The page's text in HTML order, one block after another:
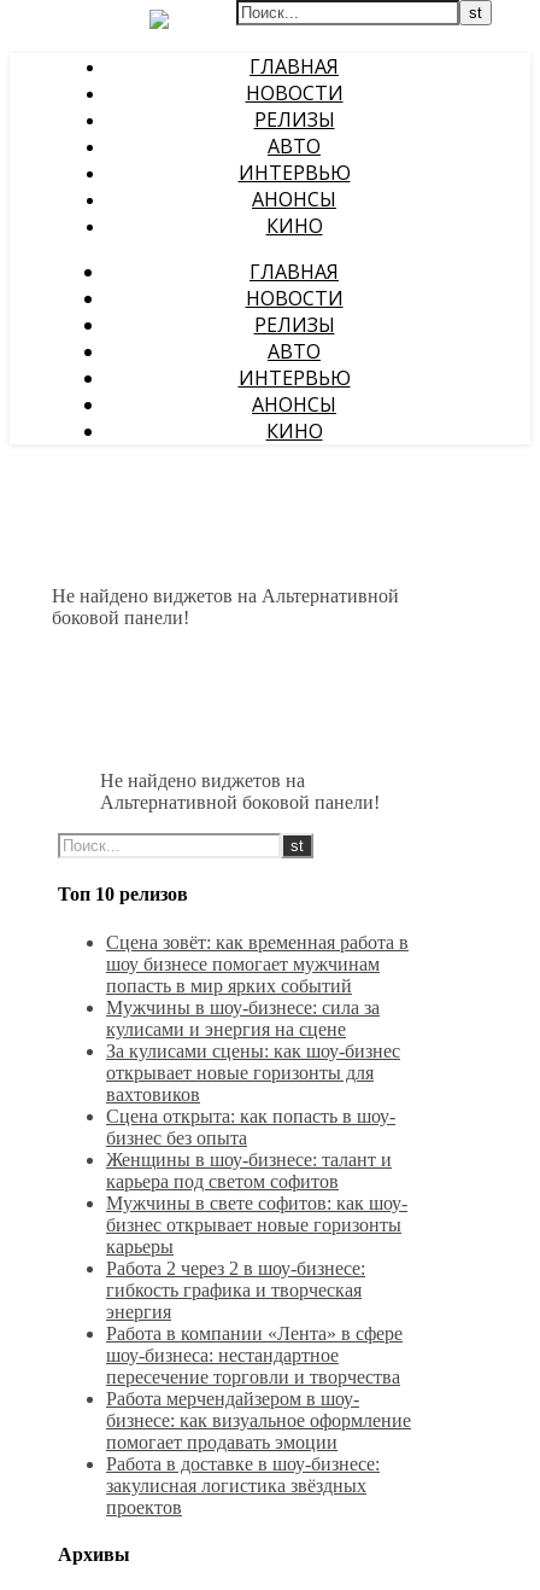
ГЛАВНАЯ
НОВОСТИ
РЕЛИЗЫ
АВТО
ИНТЕРВЬЮ
АНОНСЫ
КИНО
ГЛАВНАЯ
НОВОСТИ
РЕЛИЗЫ
АВТО
ИНТЕРВЬЮ
АНОНСЫ
КИНО
Не найдено виджетов на Альтернативной
боковой панели!
Не найдено виджетов на
Альтернативной боковой панели!
Топ 10 релизов
Сцена зовёт: как временная работа в
шоу бизнесе помогает мужчинам
попасть в мир ярких событий
Мужчины в шоу-бизнесе: сила за
кулисами и энергия на сцене
За кулисами сцены: как шоу-бизнес
открывает новые горизонты для
вахтовиков
Сцена открыта: как попасть в шоу-
бизнес без опыта
Женщины в шоу-бизнесе: талант и
карьера под светом софитов
Мужчины в свете софитов: как шоу-
бизнес открывает новые горизонты
карьеры
Работа 2 через 2 в шоу-бизнесе:
гибкость графика и творческая
энергия
Работа в компании «Лента» в сфере
шоу-бизнеса: нестандартное
пересечение торговли и творчества
Работа мерчендайзером в шоу-
бизнесе: как визуальное оформление
помогает продавать эмоции
Работа в доставке в шоу-бизнесе:
закулисная логистика звёздных
проектов
Архивы